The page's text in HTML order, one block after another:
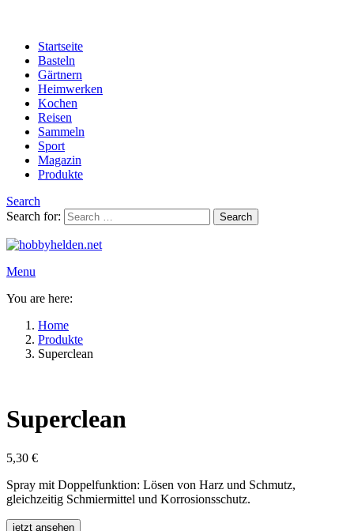
Startseite
Basteln
Gärtnern
Heimwerken
Kochen
Reisen
Sammeln
Sport
Magazin
Produkte
Search
Search for:
Search
Menu
You are here:
Home
Produkte
Superclean
Superclean
5,30 €
Spray mit Doppelfunktion: Lösen von Harz und Schmutz,
gleichzeitig Schmiermittel und Korrosionsschutz.
jetzt ansehen